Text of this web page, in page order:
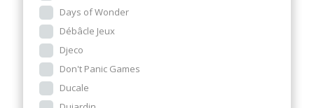
Days of Wonder
Débâcle Jeux
Djeco
Don't Panic Games
Ducale